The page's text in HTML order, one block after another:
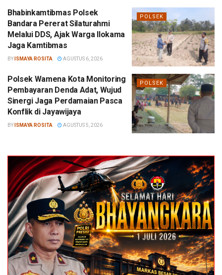
POLSEK
Bhabinkamtibmas Polsek
Bandara Pererat Silaturahmi
Melalui DDS, Ajak Warga Ilokama
Jaga Kamtibmas
BY ISMAYA ROSITA AGUSTUS 6, 2026
POLSEK
Polsek Wamena Kota Monitoring
Pembayaran Denda Adat, Wujud
Sinergi Jaga Perdamaian Pasca
Konflik di Jayawijaya
BY ISMAYA ROSITA AGUSTUS 5, 2026